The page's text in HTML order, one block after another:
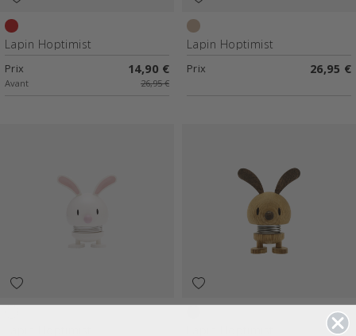
Rouge clair
Lapin Hoptimist
Prix 14,90 €
Avant 26,95 €
Latte
Lapin Hoptimist
Prix 26,95 €